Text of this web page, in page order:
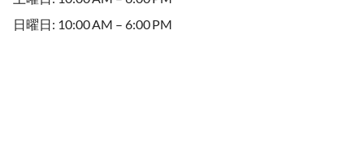
日曜日: 10:00 AM – 6:00 PM